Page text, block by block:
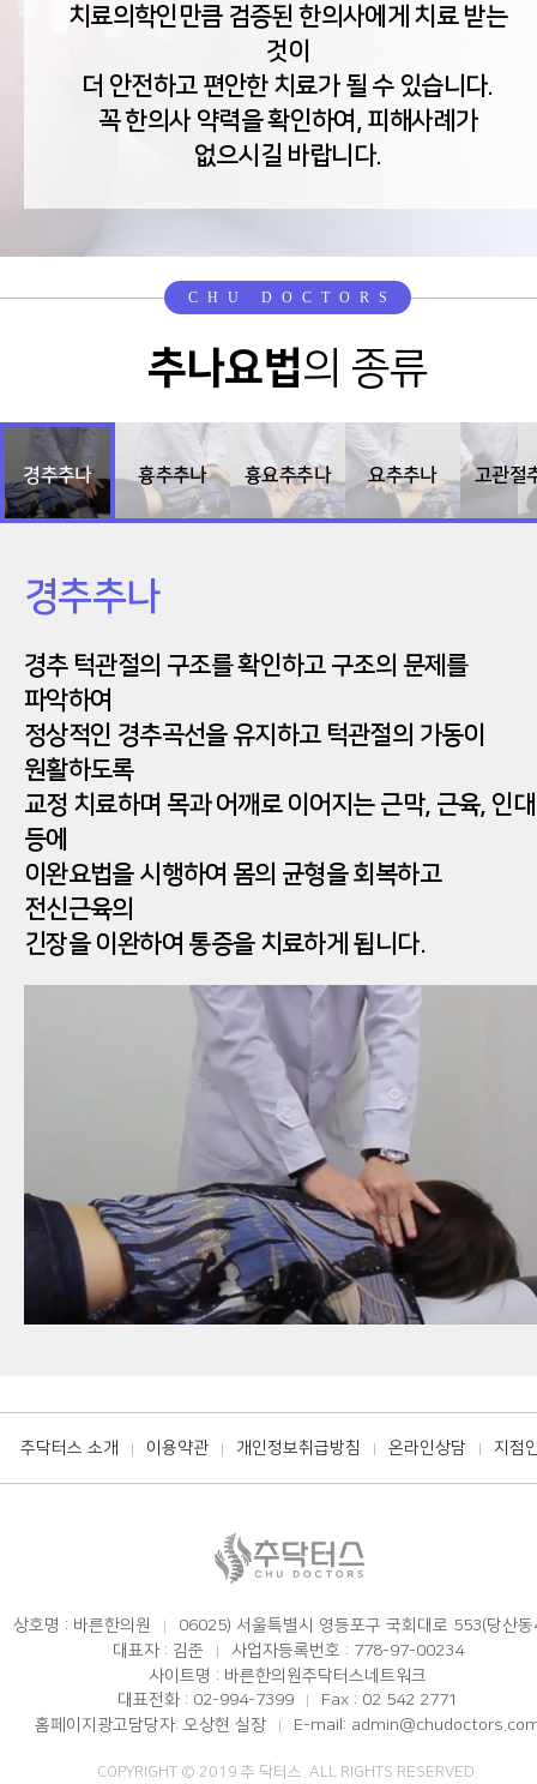
치료의학인만큼 검증된 한의사에게 치료 받는
것이
더 안전하고 편안한 치료가 될 수 있습니다.
꼭 한의사 약력을 확인하여, 피해사례가
없으시길 바랍니다.
CHU DOCTORS
추나요법의 종류
경추추나 흉추추나 흉요추추나 요추추나 고관절
경추추나
경추 턱관절의 구조를 확인하고 구조의 문제를
파악하여
정상적인 경추곡선을 유지하고 턱관절의 가동이
원활하도록
교정 치료하며 목과 어깨로 이어지는 근막, 근육, 인대
등에
이완요법을 시행하여 몸의 균형을 회복하고
전신근육의
긴장을 이완하여 통증을 치료하게 됩니다.
추닥터스 소개 | 이용약관 | 개인정보취급방침 | 온라인상담 | 지점
상호명 : 바른한의원 |
06025) 서울특별시 영등포구 국회대로 553(당산동
대표자 : 김준
|
사업자등록번호 : 778-97-00234
사이트명 : 바른한의원추닥터스네트워크
대표전화 : 02-994-7399
|
Fax : 02 542 2771
홈페이지광고담당자: 오상현 실장
| E-mail:
COPYRIGHT © 2019 추 닥터스. ALL RIGHTS RESERVED.